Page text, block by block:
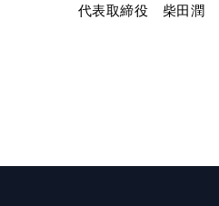
代表取締役 柴田潤